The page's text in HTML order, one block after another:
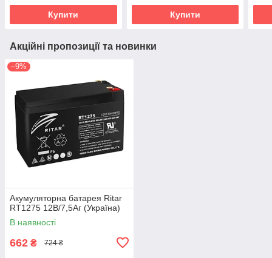
Купити Купити
Акційні пропозиції та новинки
–9%
Акумуляторна батарея Ritar
RT1275 12В/7,5Аг (Україна)
В наявності
662 ₴ 724 ₴